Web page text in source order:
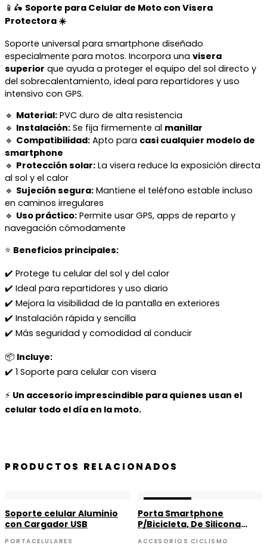
📱🛵 Soporte para Celular de Moto con Visera
Protectora ☀️
Soporte universal para smartphone diseñado
especialmente para motos. Incorpora una visera
superior que ayuda a proteger el equipo del sol directo y
del sobrecalentamiento, ideal para repartidores y uso
intensivo con GPS.
🔹 Material: PVC duro de alta resistencia
🔹 Instalación: Se fija firmemente al manillar
🔹 Compatibilidad: Apto para casi cualquier modelo de
smartphone
🔹 Protección solar: La visera reduce la exposición directa
al sol y el calor
🔹 Sujeción segura: Mantiene el teléfono estable incluso
en caminos irregulares
🔹 Uso práctico: Permite usar GPS, apps de reparto y
navegación cómodamente
⭐ Beneficios principales:
✔️ Protege tu celular del sol y del calor
✔️ Ideal para repartidores y uso diario
✔️ Mejora la visibilidad de la pantalla en exteriores
✔️ Instalación rápida y sencilla
✔️ Más seguridad y comodidad al conducir
📦 Incluye:
✔️ 1 Soporte para celular con visera
⚡ Un accesorio imprescindible para quienes usan el
celular todo el día en la moto.
PRODUCTOS RELACIONADOS
Soporte celular Aluminio
con Cargador USB
PORTACELULARES
Porta Smartphone
P/Bicicleta, De Silicona
ACCESORIOS CICLISMO